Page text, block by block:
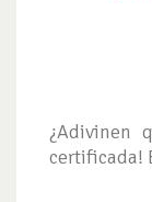
¿Adivinen
certificada!